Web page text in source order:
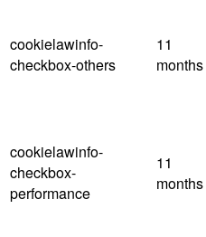
cookielawinfo-
checkbox-others
11
months
cookielawinfo-
checkbox-
performance
11
months